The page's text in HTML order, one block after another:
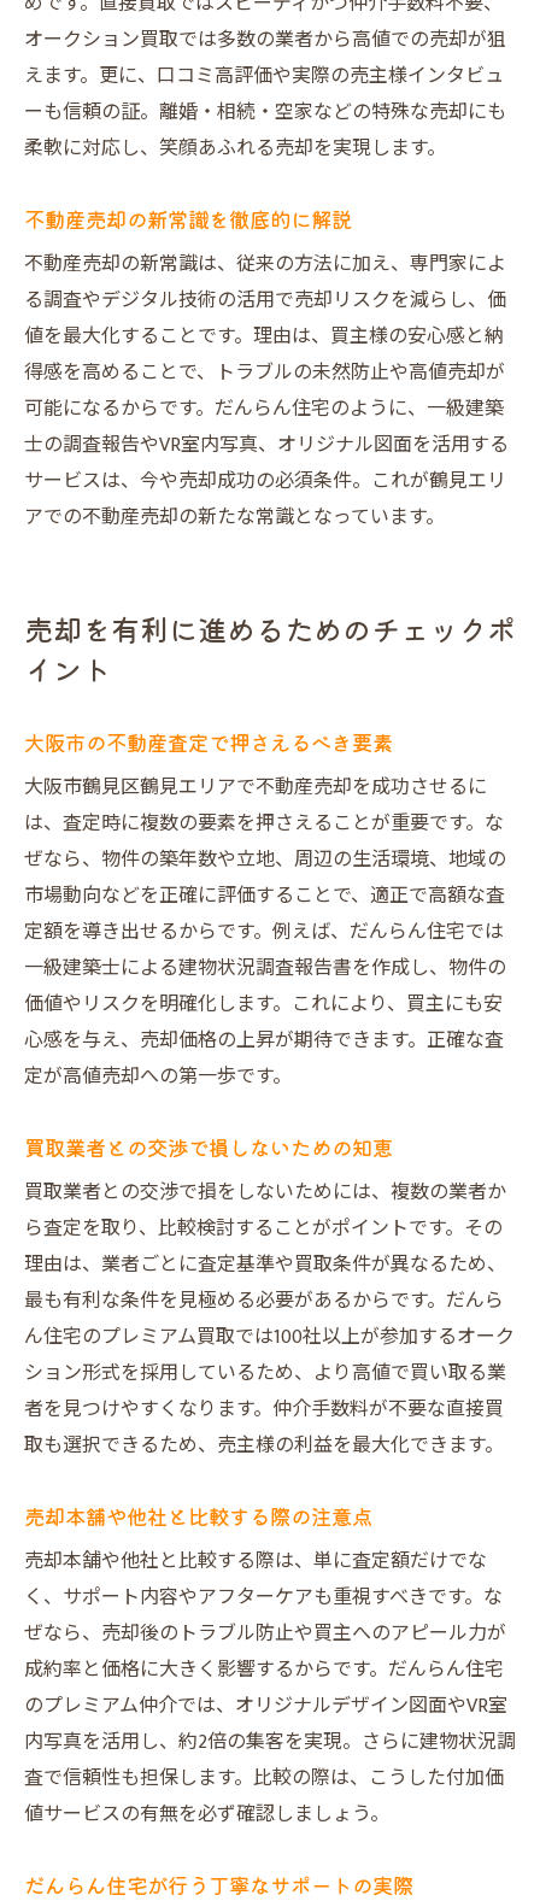
オークション買取では多数の業者から高値での売却が狙
えます。更に、口コミ高評価や実際の売主様インタビュ
ーも信頼の証。離婚・相続・空家などの特殊な売却にも
柔軟に対応し、笑顔あふれる売却を実現します。
不動産売却の新常識を徹底的に解説
不動産売却の新常識は、従来の方法に加え、専門家によ
る調査やデジタル技術の活用で売却リスクを減らし、価
値を最大化することです。理由は、買主様の安心感と納
得感を高めることで、トラブルの未然防止や高値売却が
可能になるからです。だんらん住宅のように、一級建築
士の調査報告やVR室内写真、オリジナル図面を活用する
サービスは、今や売却成功の必須条件。これが鶴見エリ
アでの不動産売却の新たな常識となっています。
売却を有利に進めるためのチェックポ
イント
大阪市の不動産査定で押さえるべき要素
大阪市鶴見区鶴見エリアで不動産売却を成功させるに
は、査定時に複数の要素を押さえることが重要です。な
ぜなら、物件の築年数や立地、周辺の生活環境、地域の
市場動向などを正確に評価することで、適正で高額な査
定額を導き出せるからです。例えば、だんらん住宅では
一級建築士による建物状況調査報告書を作成し、物件の
価値やリスクを明確化します。これにより、買主にも安
心感を与え、売却価格の上昇が期待できます。正確な査
定が高値売却への第一歩です。
買取業者との交渉で損しないための知恵
買取業者との交渉で損をしないためには、複数の業者か
ら査定を取り、比較検討することがポイントです。その
理由は、業者ごとに査定基準や買取条件が異なるため、
最も有利な条件を見極める必要があるからです。だんら
ん住宅のプレミアム買取では100社以上が参加するオーク
ション形式を採用しているため、より高値で買い取る業
者を見つけやすくなります。仲介手数料が不要な直接買
取も選択できるため、売主様の利益を最大化できます。
売却本舗や他社と比較する際の注意点
売却本舗や他社と比較する際は、単に査定額だけでな
く、サポート内容やアフターケアも重視すべきです。な
ぜなら、売却後のトラブル防止や買主へのアピール力が
成約率と価格に大きく影響するからです。だんらん住宅
のプレミアム仲介では、オリジナルデザイン図面やVR室
内写真を活用し、約2倍の集客を実現。さらに建物状況調
査で信頼性も担保します。比較の際は、こうした付加価
値サービスの有無を必ず確認しましょう。
だんらん住宅が行う丁寧なサポートの実際